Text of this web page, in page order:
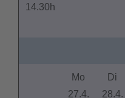
14.30h
Mo
27.4.
Di
28.4.